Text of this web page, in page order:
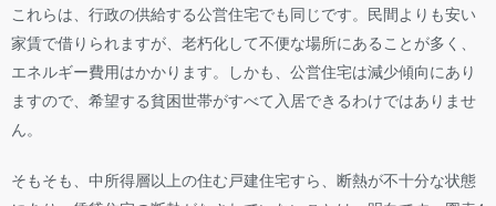
これらは、行政の供給する公営住宅でも同じです。民間よりも安い
家賃で借りられますが、老朽化して不便な場所にあることが多く、
エネルギー費用はかかります。しかも、公営住宅は減少傾向にあり
ますので、希望する貧困世帯がすべて入居できるわけではありませ
ん。
そもそも、中所得層以上の住む戸建住宅すら、断熱が不十分な状態